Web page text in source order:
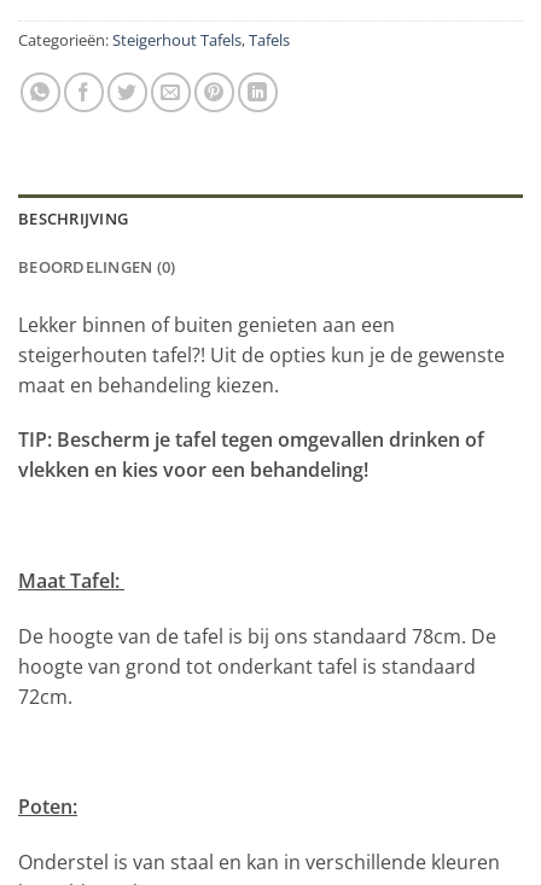
Categorieën:Steigerhout Tafels,Tafels
BESCHRIJVING
BEOORDELINGEN (0)
Lekker binnen of buiten genieten aan een
steigerhouten tafel?! Uit de opties kun je de gewenste
maat en behandeling kiezen.
TIP: Bescherm je tafel tegen omgevallen drinken of
vlekken en kies voor een behandeling!
Maat Tafel:
De hoogte van de tafel is bij ons standaard 78cm. De
hoogte van grond tot onderkant tafel is standaard
72cm.
Poten:
Onderstel is van staal en kan in verschillende kleuren